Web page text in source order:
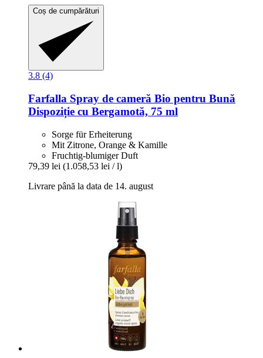
Coș de cumpărături
3.8 (4)
Farfalla Spray de cameră Bio pentru Bună
Dispoziție cu Bergamotă, 75 ml
Sorge für Erheiterung
Mit Zitrone, Orange & Kamille
Fruchtig-blumiger Duft
79,39 lei (1.058,53 lei / l)
Livrare până la data de 14. august